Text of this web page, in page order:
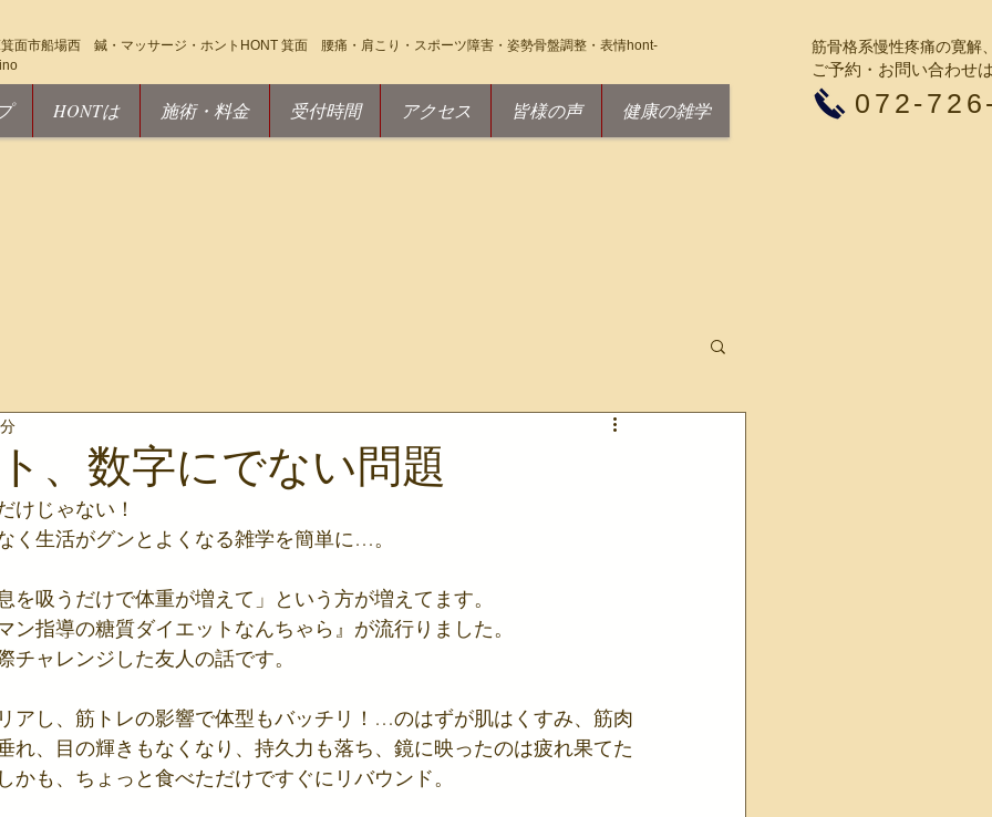
面市船場西 鍼・マッサージ・ホントHONT 箕面 腰痛・肩こり・スポーツ障害・姿勢骨盤調整・表情hont-
HONTは 施術・料金 受付時間 アクセス 皆様の声 健康の雑学
筋骨格系慢性疼痛の寛解
ご予約・お問い合わせ
​072-
、数字にでない問題
けじゃない！
く生活がグンとよくなる雑学を簡単に…。
を吸うだけで体重が増えて」という方が増えてます。
ン指導の糖質ダイエットなんちゃら』が流行りました。
チャレンジした友人の話です。
アし、筋トレの影響で体型もバッチリ！…のはずが肌はくすみ、筋肉
れ、目の輝きもなくなり、持久力も落ち、鏡に映ったのは疲れ果てた
かも、ちょっと食べただけですぐにリバウンド。